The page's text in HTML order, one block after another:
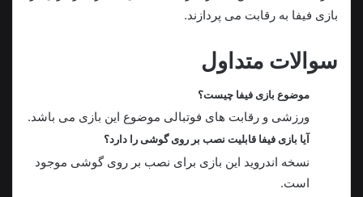
بازی فیفا به رقابت می پردازند.
سوالات متداول
موضوع بازی فیفا چیست؟
ورزشی و رقابت های فوتبالی موضوع این بازی می باشد.
آیا بازی فیفا قابلیت نصب بر روی گوشی را دارد؟
نسخه اندروید این بازی برای نصب بر روی گوشی موجود
است.